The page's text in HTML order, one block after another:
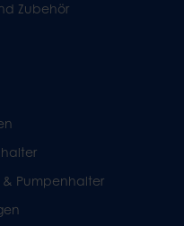
Zubehör
& Pumpenhalter